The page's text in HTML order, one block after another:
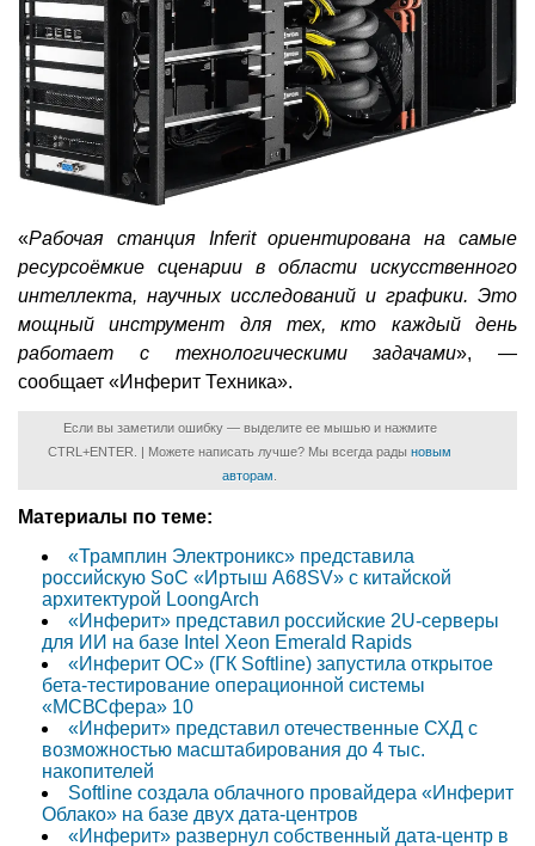
«Рабочая станция Inferit ориентирована на самые
ресурсоёмкие сценарии в области искусственного
интеллекта, научных исследований и графики. Это
мощный инструмент для тех, кто каждый день
работает с технологическими задачами», —
сообщает «Инферит Техника».
Если вы заметили ошибку — выделите ее мышью и нажмите
CTRL+ENTER. | Можете написать лучше? Мы всегда рады новым
авторам
Материалы по теме:
«Трамплин Электроникс» представила
российскую SoC «Иртыш A68SV» с китайской
архитектурой LoongArch
«Инферит» представил российские 2U-серверы
для ИИ на базе Intel Xeon Emerald Rapids
«Инферит ОС» (ГК Softline) запустила открытое
бета-тестирование операционной системы
«МСВСфера» 10
«Инферит» представил отечественные СХД с
возможностью масштабирования до 4 тыс.
накопителей
Softline создала облачного провайдера «Инферит
Облако» на базе двух дата-центров
«Инферит» развернул собственный дата-центр в